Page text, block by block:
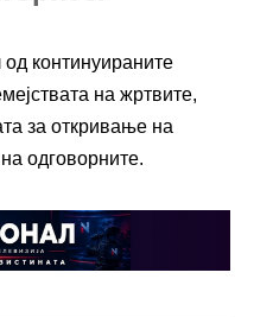
континуираните
на жртвите,
за откривање на
одговорните.